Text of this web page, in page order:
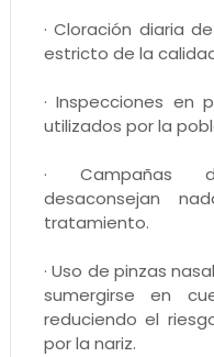
· Cloración diaria
estricto de la
· Inspecciones en
utilizados por la
· Campañas
desaconsejan
tratamiento.
· Uso de pinzas
sumergirse en
reduciendo el
por la nariz.